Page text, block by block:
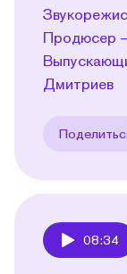
Продюсер
Дмитриев
08:34